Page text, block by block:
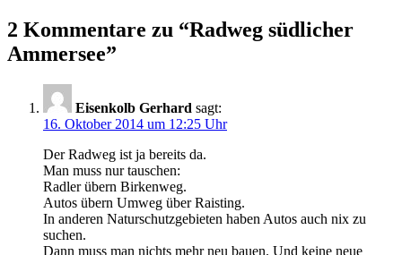
2 Kommentare zu “Radweg südlicher
Ammersee”
Eisenkolb Gerhard sagt:
16. Oktober 2014 um 12:25 Uhr
Der Radweg ist ja bereits da.
Man muss nur tauschen:
Radler übern Birkenweg.
Autos übern Umweg über Raisting.
In anderen Naturschutzgebieten haben Autos auch nix zu
suchen.
Dann muss man nichts mehr neu bauen. Und keine neue